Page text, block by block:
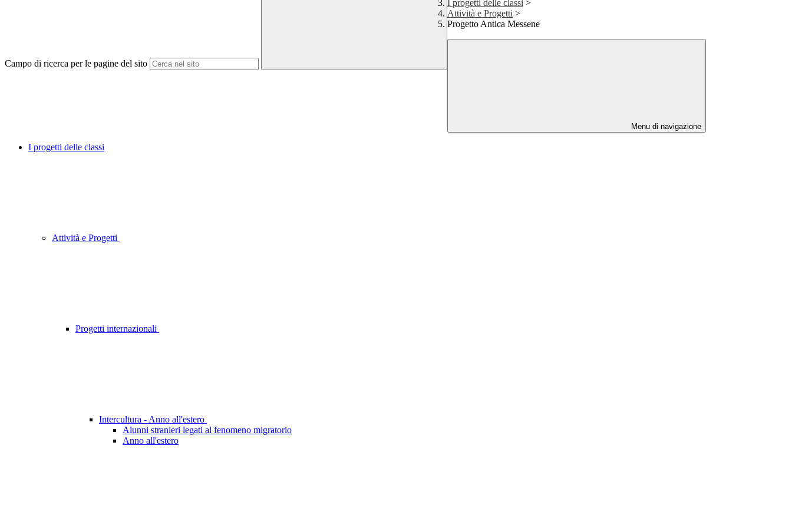
Campo di ricerca per le pagine del sito
I progetti delle classi >
Attività e Progetti >
Progetto Antica Messene
Menu di navigazione
I progetti delle classi
Attività e Progetti
Progetti internazionali
Intercultura - Anno all'estero
Alunni stranieri legati al fenomeno migratorio
Anno all'estero